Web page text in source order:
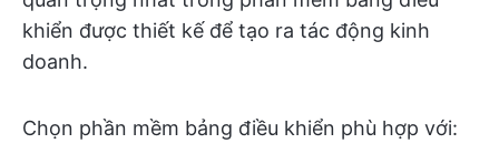
khiển được thiết kế để tạo ra tác động kinh
doanh.
Chọn phần mềm bảng điều khiển phù hợp với: